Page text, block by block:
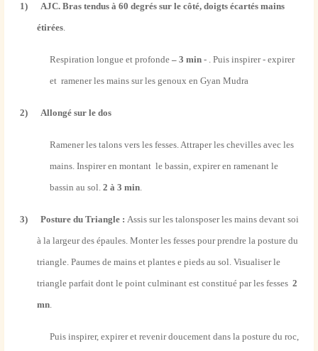
1)
AJC. Bras tendus à 60 degrés sur le côté, doigts écartés mains
étirées.
Respiration longue et profonde– 3 min - . Puis inspirer - expirer
et ramener les mains sur les genoux en Gyan Mudra
2) Allongé sur le dos
Ramener les talons vers les fesses. Attraper les chevilles avec les
mains. Inspirer en montant le bassin, expirer en ramenant le
bassin au sol. 2 à 3 min.
3) Posture du Triangle :Assis sur les talonsposer les mains devant soi
à la largeur des épaules. Monter les fesses pour prendre la posture du
triangle. Paumes de mains et plantes e pieds au sol. Visualiser le
triangle parfait dont le point culminant est constitué par les fesses 2
mn.
Puis inspirer, expirer et revenir doucement dans la posture du roc,